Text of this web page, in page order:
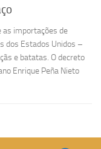
as importações de
dos Estados Unidos –
e batatas. O decreto
Enrique Peña Nieto